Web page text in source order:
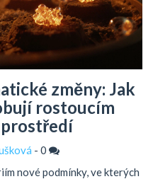
změny: Jak
rostoucím
- 0
nové podmínky, ve kterých